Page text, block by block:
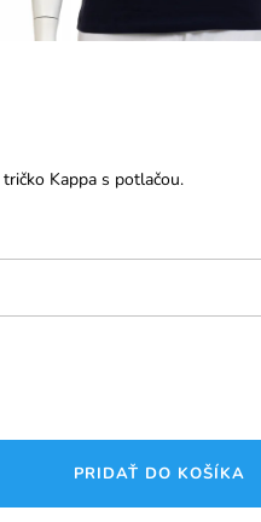
Kappa s potlačou.
PRIDAŤ DO KOŠÍKA